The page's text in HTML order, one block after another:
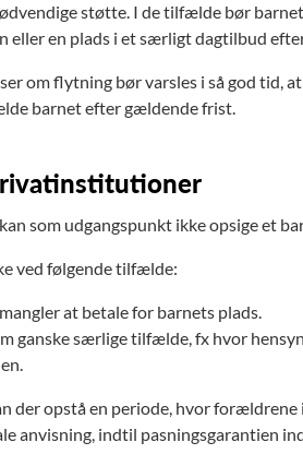
støtte. I de tilfælde bør
eller en plads i et særligt dagtilbud
om flytning bør varsles i så god tid,
barnet efter gældende frist.
som udgangspunkt ikke opsige et
ved følgende tilfælde:
at betale for barnets plads.
ganske særlige tilfælde, fx hvor
der opstå en periode, hvor
anvisning, indtil pasningsgarantien